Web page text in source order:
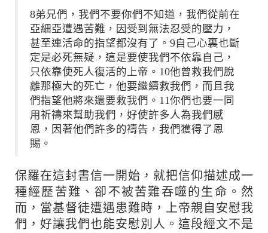
8弟兄們，我們不要你們不知道，我們從前在
亞細亞遭遇苦難，因受到無法忍受的壓力，
甚至連活命的指望都沒有了。9自己心裏也斷
定是必死無疑，這是要使我們不依靠自己，
只依靠使死人復活的上帝。10他曾救我們脫
離那極大的死亡，他要繼續救我們，而且我
們指望他將來還要救我們。11你們也要一同
用祈禱來幫助我們，好使許多人為我們感
恩，因著他們許多的禱告，我們獲得了恩
賜。
保羅在這封書信一開始，就把信仰描述成一
種經歷苦難、卻不被苦難吞噬的生命。然
而，當基督徒遭遇患難時，上帝親自安慰我
們，好讓我們也能安慰別人。這段經文不是